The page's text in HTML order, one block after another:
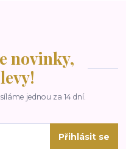
novinky,
jednou za 14 dní.
Přihlásit se